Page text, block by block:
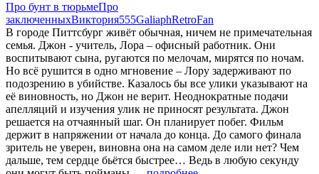
Про бунт в тюрьмеПро
заключенныхВиктория555GaliaphRetroFan
В городе Питтсбург живёт обычная, ничем не примечательная
семья. Джон - учитель, Лора – офисный работник. Они
воспитывают сына, ругаются по мелочам, мирятся по ночам.
Но всё рушится в одно мгновение – Лору задерживают по
подозрению в убийстве. Казалось бы все улики указывают на
её виновность, но Джон не верит. Неоднократные подачи
апелляций и изучения улик не приносят результата. Джон
решается на отчаянный шаг. Он планирует побег. Фильм
держит в напряжении от начала до конца. До самого финала
зритель не уверен, виновна она на самом деле или нет? Чем
дальше, тем сердце бьётся быстрее… Ведь в любую секунду